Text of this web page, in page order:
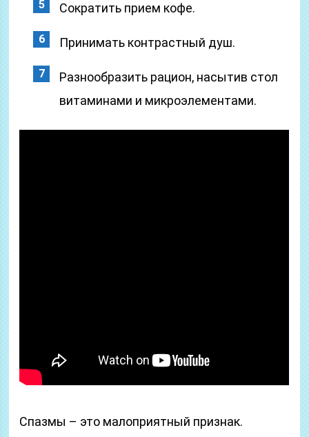
Сократить прием кофе.
Принимать контрастный душ.
Разнообразить рацион, насытив стол
витаминами и микроэлементами.
Спазмы – это малоприятный признак.